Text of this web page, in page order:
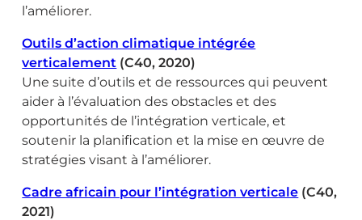
l’améliorer.
Outils d’action climatique intégrée
verticalement (C40, 2020)
Une suite d’outils et de ressources qui peuvent
aider à l’évaluation des obstacles et des
opportunités de l’intégration verticale, et
soutenir la planification et la mise en œuvre de
stratégies visant à l’améliorer.
Cadre africain pour l’intégration verticale (C40,
2021)